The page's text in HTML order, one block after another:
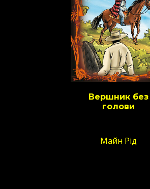
Вершник без
голови
Майн Рід